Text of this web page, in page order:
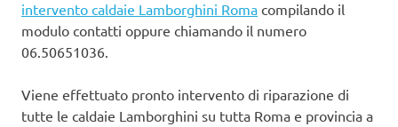
intervento caldaie Lamborghini Roma compilando il
modulo contatti oppure chiamando il numero
06.50651036.
Viene effettuato pronto intervento di riparazione di
tutte le caldaie Lamborghini su tutta Roma e provincia a